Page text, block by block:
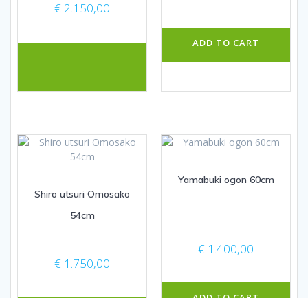
€ 2.150,00
ADD TO CART
Shiro utsuri Omosako
54cm
€ 1.750,00
Yamabuki ogon 60cm
€ 1.400,00